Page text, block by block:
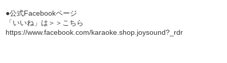
●公式Facebookページ
「いいね」は＞＞こちら
https://www.facebook.com/karaoke.shop.joysound?_rdr